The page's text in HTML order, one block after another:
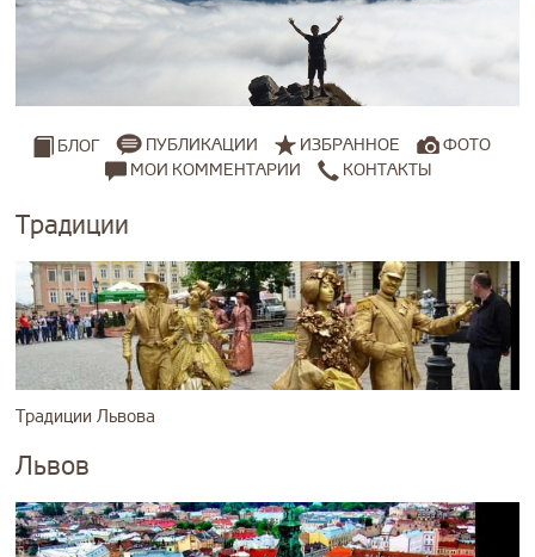
БЛОГ ПУБЛИКАЦИИ ИЗБРАННОЕ
ФОТО
МОИ КОММЕНТАРИИ
КОНТАКТЫ
Традиции
Традиции Львова
Львов